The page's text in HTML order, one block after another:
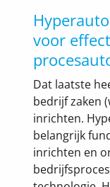
voor
Dat laatste
bedrijf zaken
inrichten.
belangrijk
inrichten en